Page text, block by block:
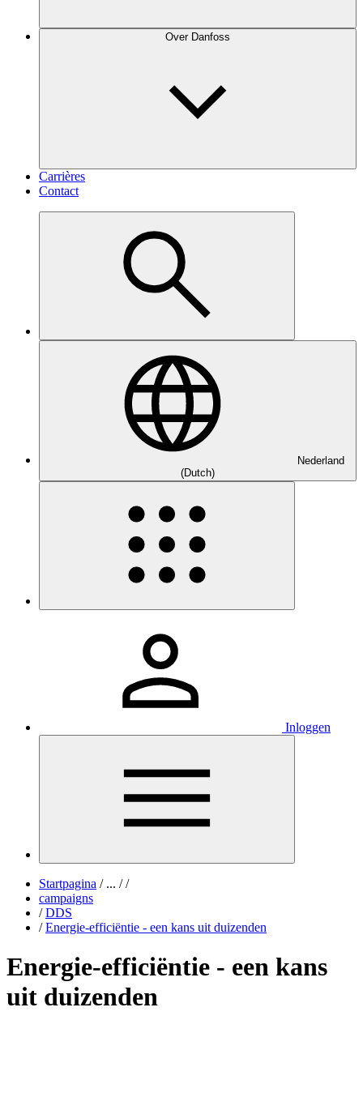
Over Danfoss
Carrières
Contact
Nederland
(Dutch)
Inloggen
Startpagina /... / /
campaigns
/ DDS
/ Energie-efficiëntie - een kans uit duizenden
Energie-efficiëntie - een kans
uit duizenden